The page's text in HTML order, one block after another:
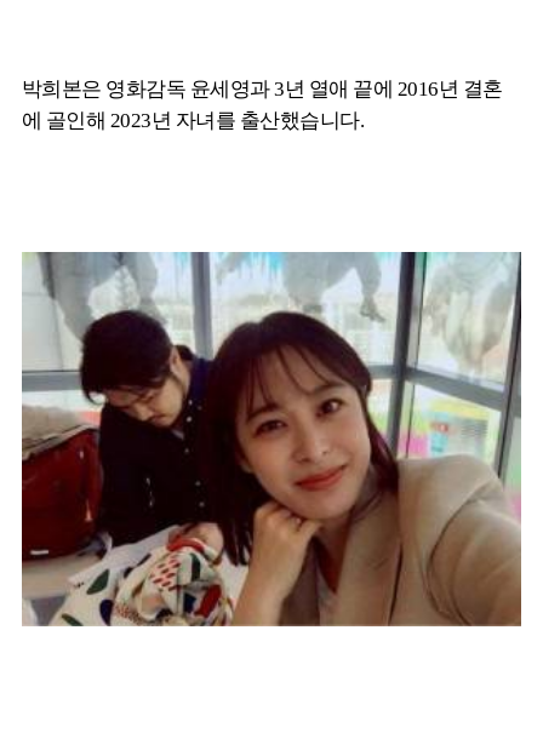
박희본은 영화감독 윤세영과 3년 열애 끝에 2016년 결혼
에 골인해 2023년 자녀를 출산했습니다.